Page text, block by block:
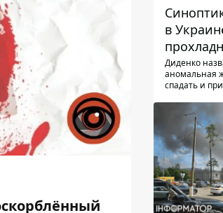
в
долго
Диденко
аномальная
спадать и